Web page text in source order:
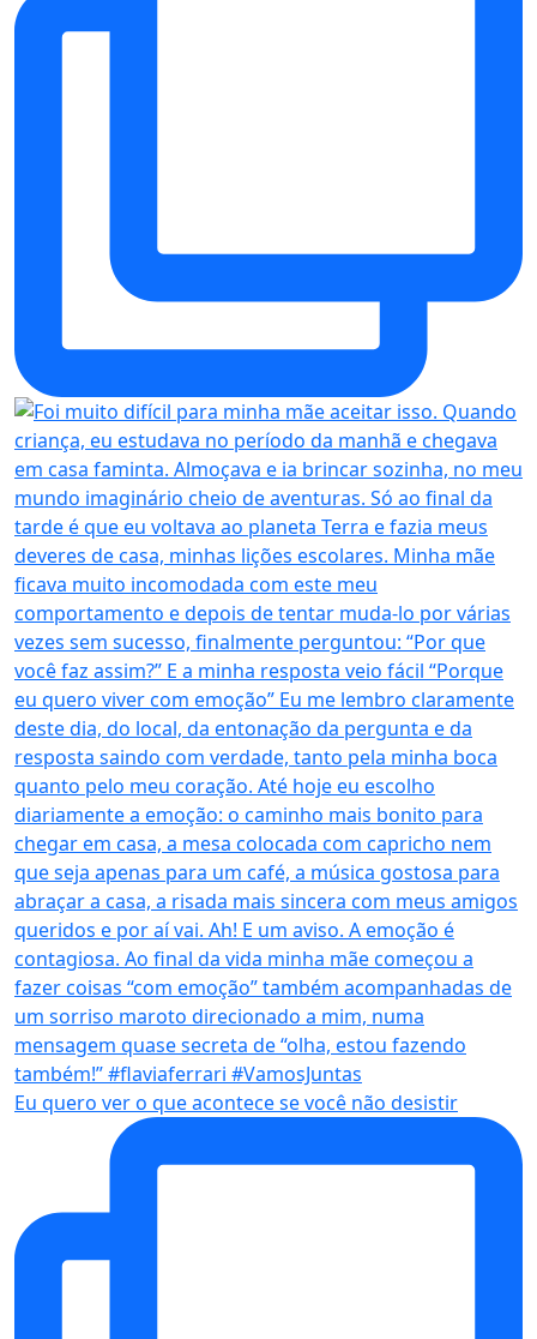
Eu quero ver o que acontece se você não desistir